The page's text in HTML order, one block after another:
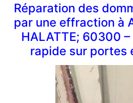
Réparation des
par une effraction à
HALATTE; 60300
rapide sur portes